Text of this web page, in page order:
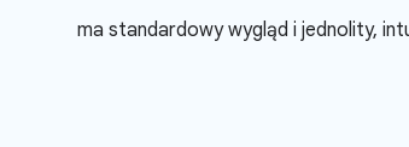
ma standardowy wygląd i jednolity,